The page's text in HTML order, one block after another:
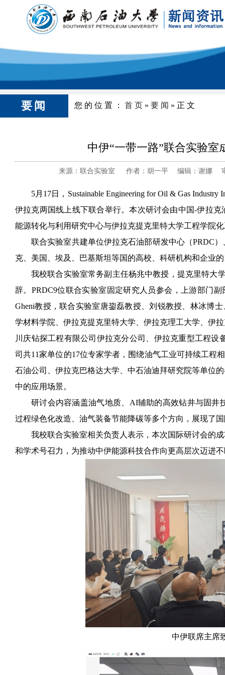
要闻 您的位置： 首页 » 要闻 »正文
中伊“一带一路”联合实验
来源：联合实验室 作者：胡一平 编辑：谢娜
5月17日，Sustainable Engineering for Oil & Gas
伊拉克两国线上线下联合举行。本次研讨会由中国-伊拉
能源转化与利用研究中心与伊拉克提克里特大学工程学院
联合实验室共建单位伊拉克石油部研发中心（PRDC
克、美国、埃及、巴基斯坦等国的高校、科研机构和企业的
我校联合实验室常务副主任杨兆中教授，提克里特大
辞。PRDC9位联合实验室固定研究人员参会，上游部门副
Gheni教授，联合实验室唐鋆磊教授、刘锐教授、林冰博
学材料学院、伊拉克提克里特大学、伊拉克理工大学、伊
川庆钻探工程有限公司伊拉克分公司、伊拉克重型工程
司共11家单位的17位专家学者，围绕油气工业可持续工程
石油公司、伊拉克巴格达大学、中石油迪拜研究院等单位
中的应用场景。
研讨会内容涵盖油气地质、AI辅助的高效钻井与固
过程绿色化改造、油气装备节能降碳等多个方向，展现了
我校联合实验室相关负责人表示，本次国际研讨会的
和学术号召力，为推动中伊能源科技合作向更高层次迈进
中伊联席主席